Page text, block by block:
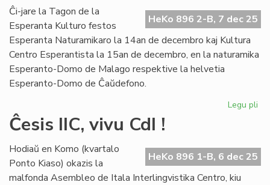
fondita
en
Svedio
HeKo 896 2-B, 7 dec 25
Ĉi-jare la Tagon de la
Esperanta Kulturo festos
Esperanta Naturamikaro la 14an de decembro kaj Kultura
Centro Esperantista la 15an de decembro, en la naturamika
Esperanto-Domo de Malago respektive la helvetia
Esperanto-Domo de Ĉaŭdefono.
Legu pli
Ĉesis IIC, vivu CdI !
HeKo 896 1-B, 6 dec 25
Hodiaŭ en Komo (kvartalo
Ponto Kiaso) okazis la
malfonda Asembleo de Itala Interlingvistika Centro, kiu